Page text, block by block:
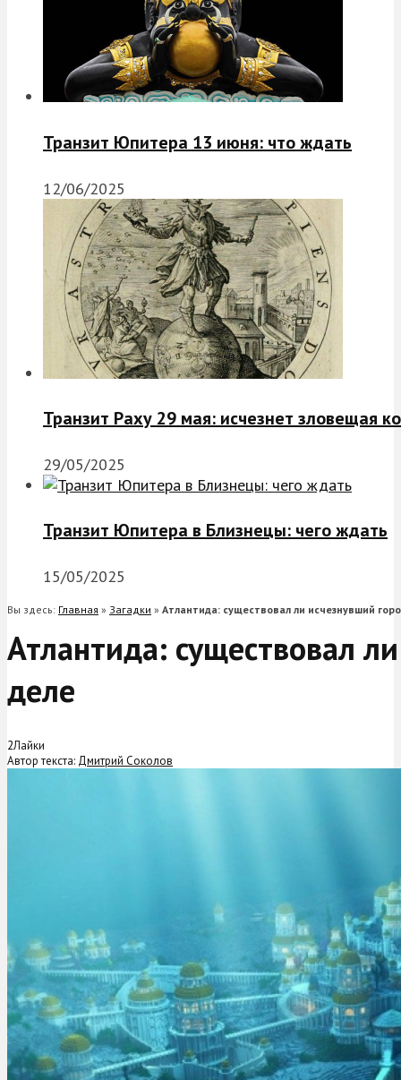
Транзит Юпитера 13 июня: что ждать
12/06/2025
Транзит Раху 29 мая: исчезнет зловещая
29/05/2025
Транзит Юпитера в Близнецы: чего ждать
15/05/2025
Вы здесь: Главная » Загадки » Атлантида: существовал ли исчезнувший
Атлантида: существовал
деле
2Лайки
Автор текста: Дмитрий Соколов